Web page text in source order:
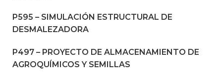
P595 – SIMULACIÓN ESTRUCTURAL DE
DESMALEZADORA
P497 – PROYECTO DE ALMACENAMIENTO DE
AGROQUÍMICOS Y SEMILLAS